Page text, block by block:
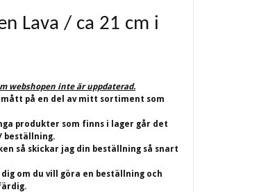
Lava / ca 21 cm i
webshopen inte är uppdaterad.
på en del av mitt sortiment som
produkter som finns i lager går det
beställning.
så skickar jag din beställning så snart
om du vill göra en beställning och